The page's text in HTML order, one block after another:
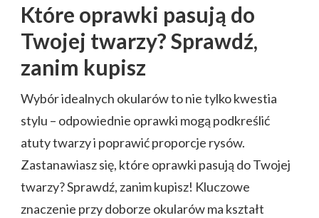
Które oprawki pasują do
Twojej twarzy? Sprawdź,
zanim kupisz
Wybór idealnych okularów to nie tylko kwestia
stylu – odpowiednie oprawki mogą podkreślić
atuty twarzy i poprawić proporcje rysów.
Zastanawiasz się, które oprawki pasują do Twojej
twarzy? Sprawdź, zanim kupisz! Kluczowe
znaczenie przy doborze okularów ma kształt